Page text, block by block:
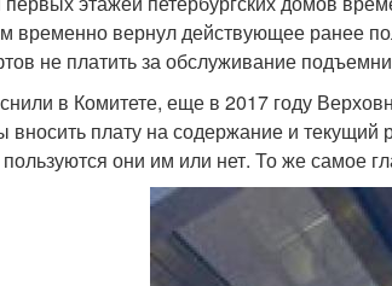
временно вернул действующее ранее
не платить за обслуживание
в Комитете, еще в 2017 году
вносить плату на содержание и
пользуются они им или нет. То же самое